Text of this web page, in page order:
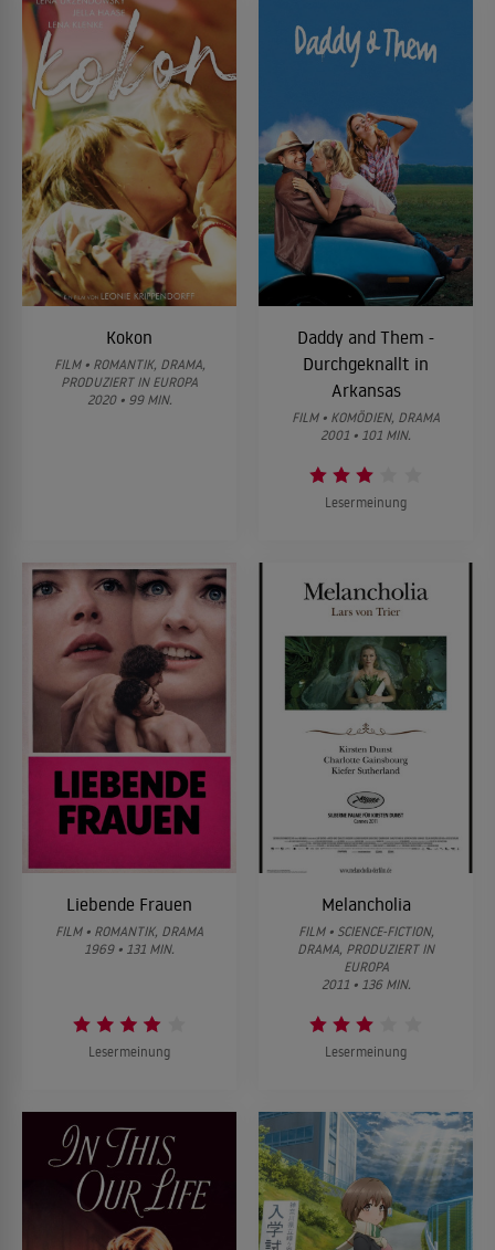
Kokon
FILM • ROMANTIK, DRAMA,
PRODUZIERT IN EUROPA
2020 • 99 MIN.
Daddy and Them -
Durchgeknallt in
Arkansas
FILM • KOMÖDIEN, DRAMA
2001 • 101 MIN.
Lesermeinung
Liebende Frauen
FILM • ROMANTIK, DRAMA
1969 • 131 MIN.
Lesermeinung
Melancholia
FILM • SCIENCE-FICTION,
DRAMA, PRODUZIERT IN
EUROPA
2011 • 136 MIN.
Lesermeinung